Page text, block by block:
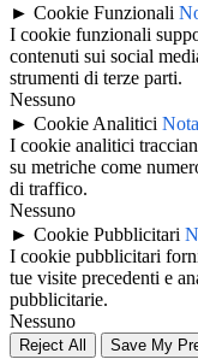
► Cookie Funzionali
I cookie funzionali
contenuti sui social
strumenti di terze parti.
Nessuno
► Cookie Analitici Nota
I cookie analitici
su metriche come
di traffico.
Nessuno
► Cookie Pubblicitari
I cookie pubblicitari
tue visite precedenti e
pubblicitarie.
Nessuno
Reject All Save My